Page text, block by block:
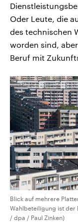
Oder Leute, die
des technischen
worden sind,
Beruf mit
Blick auf mehrere
Wahlbeteiligung ist der
/ dpa / Paul Zinken)